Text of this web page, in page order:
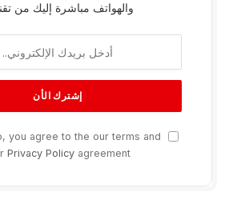
والهواتف مباشرة إليك من
you agree to the our terms and
Privacy Policyagreement.